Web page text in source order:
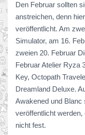
Den Februar sollten
anstreichen, denn
veröffentlicht. Am
Simulator, am 16.
zweien 20. Februar
Februar Atelier Ryza
Key, Octopath
Dreamland Deluxe.
Awakened und Blanc
veröffentlicht
nicht fest.